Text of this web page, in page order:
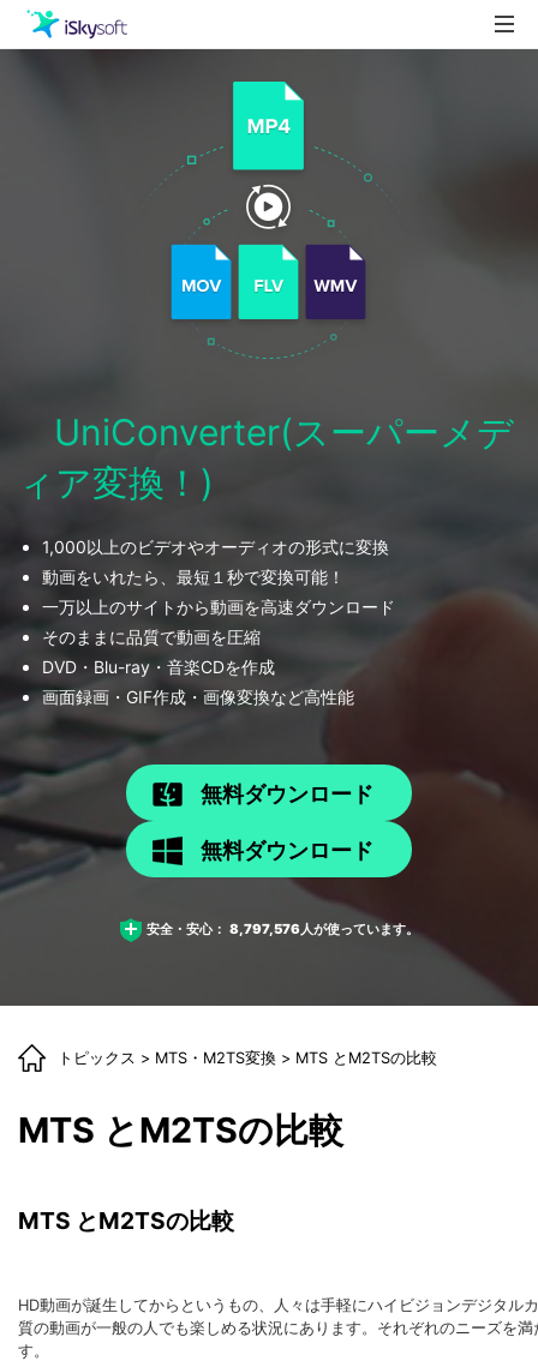
UniConverter(スーパーメデ
ィア変換！)
1,000以上のビデオやオーディオの形式に変換
動画をいれたら、最短１秒で変換可能！
一万以上のサイトから動画を高速ダウンロード
そのままに品質で動画を圧縮
DVD・Blu-ray・音楽CDを作成
画面録画・GIF作成・画像変換など高性能
無料ダウンロード
無料ダウンロード
安全・安心： 8,797,576人が使っています。
トピックス > MTS・M2TS変換 > MTS とM2TSの比較
MTS とM2TSの比較
MTS とM2TSの比較
HD動画が誕生してからというもの、人々は手軽にハイビジョンデジタ
質の動画が一般の人でも楽しめる状況にあります。それぞれのニーズを
す。